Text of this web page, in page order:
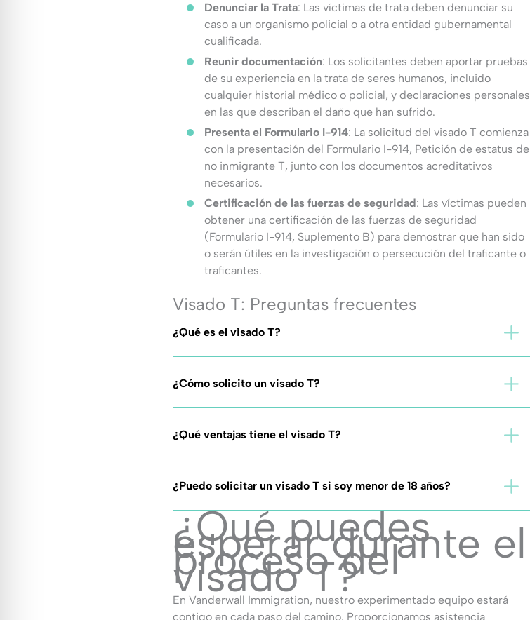
Denunciar la Trata: Las víctimas de trata deben denunciar su
caso a un organismo policial o a otra entidad gubernamental
cualificada.
Reunir documentación: Los solicitantes deben aportar pruebas
de su experiencia en la trata de seres humanos, incluido
cualquier historial médico o policial, y declaraciones personales
en las que describan el daño que han sufrido.
Presenta el Formulario I-914: La solicitud del visado T comienza
con la presentación del Formulario I-914, Petición de estatus de
no inmigrante T, junto con los documentos acreditativos
necesarios.
Certificación de las fuerzas de seguridad: Las víctimas pueden
obtener una certificación de las fuerzas de seguridad
(Formulario I-914, Suplemento B) para demostrar que han sido
o serán útiles en la investigación o persecución del traficante o
traficantes.
Visado T: Preguntas frecuentes
¿Qué es el visado T?
¿Cómo solicito un visado T?
¿Qué ventajas tiene el visado T?
¿Puedo solicitar un visado T si soy menor de 18 años?
¿Qué puedes
esperar durante el
proceso del
visado T?
En Vanderwall Immigration, nuestro experimentado equipo estará
contigo en cada paso del camino. Proporcionamos asistencia